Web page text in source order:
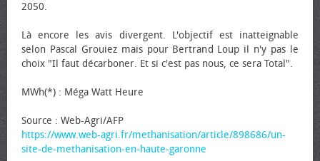
2050.
Là encore les avis divergent. L'objectif est inatteignable
selon Pascal Grouiez mais pour Bertrand Loup il n'y pas le
choix "Il faut décarboner. Et si c'est pas nous, ce sera Total".
MWh(*) : Méga Watt Heure
Source : Web-Agri/AFP
https://www.web-agri.fr/methanisation/article/898686/un-
site-de-methanisation-en-haute-garonne